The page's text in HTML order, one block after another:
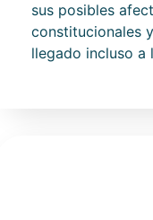
sus posibles
constitucionales
llegado incluso a